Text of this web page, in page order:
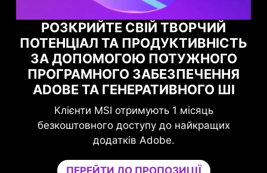
МАКСИМІЗУЙТЕ СВОЮ ІГРОВУ
ПРОДУКТИВНІСТЬ ЗА
ДОПОМОГОЮ NORTON GAME
OPTIMIZER
Підвищіть свій захист без шкоди для гри.
Game Optimizer виділяє потужність ЦП,
вашій грі, ізолюючи несуттєві програми на